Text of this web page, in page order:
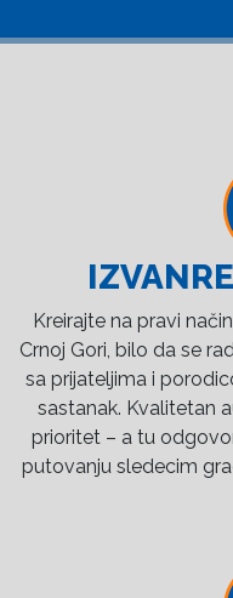
Kreirajte na pravi
Crnoj Gori, bilo da se
sa prijateljima i
sastanak. Kvalitetan
prioritet – a tu
putovanju sledecim